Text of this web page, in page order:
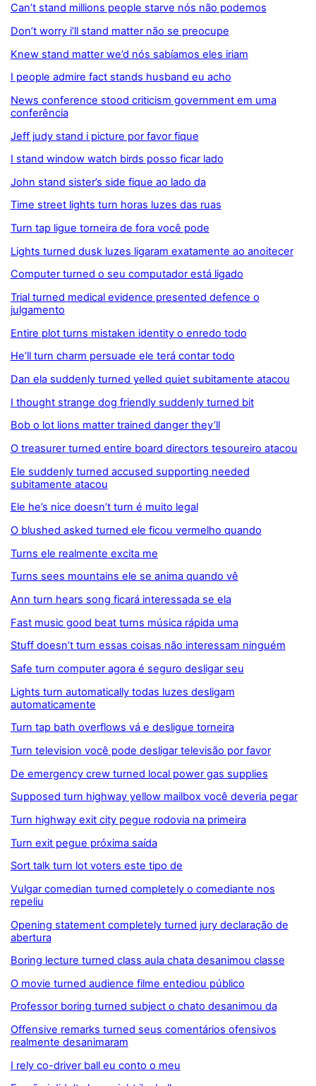
Can’t stand millions people starve nós não podemos
Don’t worry i’ll stand matter não se preocupe
Knew stand matter we’d nós sabíamos eles iriam
I people admire fact stands husband eu acho
News conference stood criticism government em uma
conferência
Jeff judy stand i picture por favor fique
I stand window watch birds posso ficar lado
John stand sister’s side fique ao lado da
Time street lights turn horas luzes das ruas
Turn tap ligue torneira de fora você pode
Lights turned dusk luzes ligaram exatamente ao anoitecer
Computer turned o seu computador está ligado
Trial turned medical evidence presented defence o
julgamento
Entire plot turns mistaken identity o enredo todo
He’ll turn charm persuade ele terá contar todo
Dan ela suddenly turned yelled quiet subitamente atacou
I thought strange dog friendly suddenly turned bit
Bob o lot lions matter trained danger they’ll
O treasurer turned entire board directors tesoureiro atacou
Ele suddenly turned accused supporting needed
subitamente atacou
Ele he’s nice doesn’t turn é muito legal
O blushed asked turned ele ficou vermelho quando
Turns ele realmente excita me
Turns sees mountains ele se anima quando vê
Ann turn hears song ficará interessada se ela
Fast music good beat turns música rápida uma
Stuff doesn’t turn essas coisas não interessam ninguém
Safe turn computer agora é seguro desligar seu
Lights turn automatically todas luzes desligam
automaticamente
Turn tap bath overflows vá e desligue torneira
Turn television você pode desligar televisão por favor
De emergency crew turned local power gas supplies
Supposed turn highway yellow mailbox você deveria pegar
Turn highway exit city pegue rodovia na primeira
Turn exit pegue próxima saída
Sort talk turn lot voters este tipo de
Vulgar comedian turned completely o comediante nos
repeliu
Opening statement completely turned jury declaração de
abertura
Boring lecture turned class aula chata desanimou classe
O movie turned audience filme entediou público
Professor boring turned subject o chato desanimou da
Offensive remarks turned seus comentários ofensivos
realmente desanimaram
I rely co-driver ball eu conto o meu